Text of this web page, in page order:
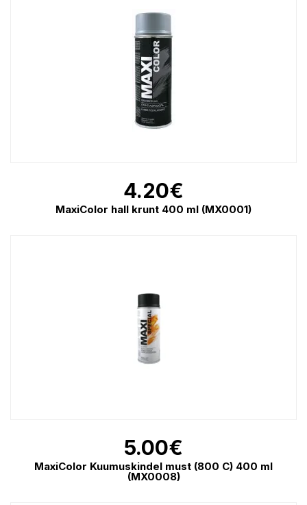
4.20€
MaxiColor hall krunt 400 ml (MX0001)
5.00€
MaxiColor Kuumuskindel must (800 C) 400 ml
(MX0008)